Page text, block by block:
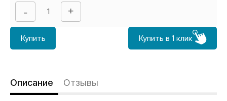
Купить Купить в 1 клик
Описание Отзывы